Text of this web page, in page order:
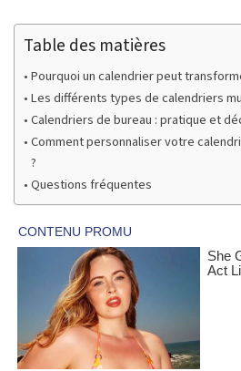
Table des matières
Pourquoi un calendrier peut
Les différents types de calendriers
Calendriers de bureau : pratique et
Comment personnaliser votre
?
Questions fréquentes